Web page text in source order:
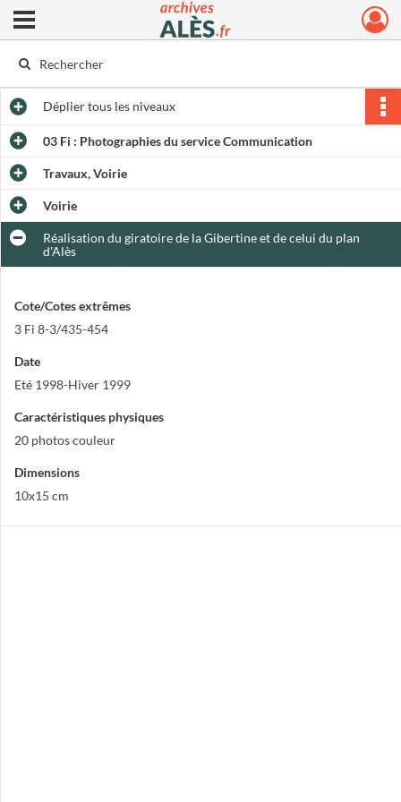
Archives municipales d'Alès
Ouvrir le menu déroulant
Dépliertous les niveaux
03 Fi : Photographies du service Communication
Travaux, Voirie
Voirie
Réalisation du giratoire de la Gibertine et de celui du plan
d'Alès
Cote/Cotes extrêmes
3 Fi 8-3/435-454
Date
Eté 1998-Hiver 1999
Caractéristiques physiques
20 photos couleur
Dimensions
10x15 cm